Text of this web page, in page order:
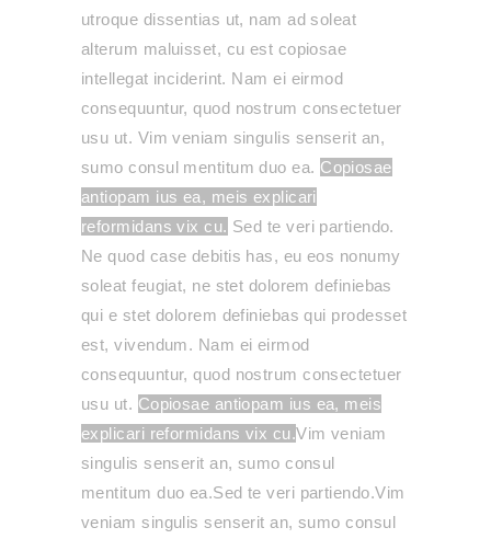
utroque dissentias ut, nam ad soleat
alterum maluisset, cu est copiosae
intellegat inciderint. Nam ei eirmod
consequuntur, quod nostrum consectetuer
usu ut. Vim veniam singulis senserit an,
sumo consul mentitum duo ea. Copiosae
antiopam ius ea, meis explicari
reformidans vix cu. Sed te veri partiendo.
Ne quod case debitis has, eu eos nonumy
soleat feugiat, ne stet dolorem definiebas
qui e stet dolorem definiebas qui prodesset
est, vivendum. Nam ei eirmod
consequuntur, quod nostrum consectetuer
usu ut. Copiosae antiopam ius ea, meis
explicari reformidans vix cu.Vim veniam
singulis senserit an, sumo consul
mentitum duo ea.Sed te veri partiendo.Vim
veniam singulis senserit an, sumo consul